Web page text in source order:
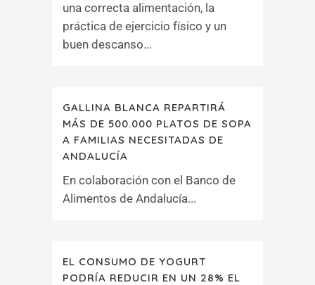
una correcta alimentación, la
práctica de ejercicio físico y un
buen descanso...
GALLINA BLANCA REPARTIRÁ
MÁS DE 500.000 PLATOS DE SOPA
A FAMILIAS NECESITADAS DE
ANDALUCÍA
En colaboración con el Banco de
Alimentos de Andalucía...
EL CONSUMO DE YOGURT
PODRÍA REDUCIR EN UN 28% EL